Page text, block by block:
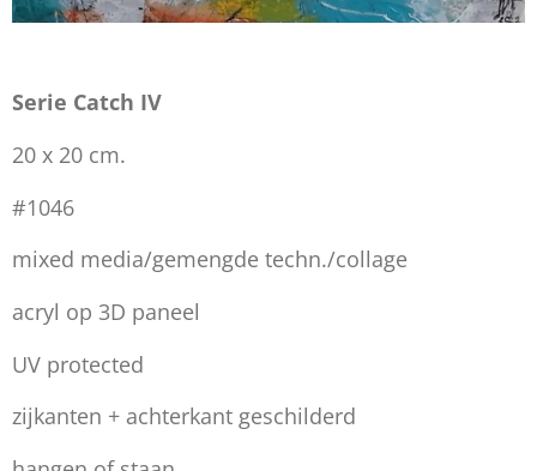
Serie Catch IV
20 x 20 cm.
#1046
mixed media/gemengde techn./collage
acryl op 3D paneel
UV protected
zijkanten + achterkant geschilderd